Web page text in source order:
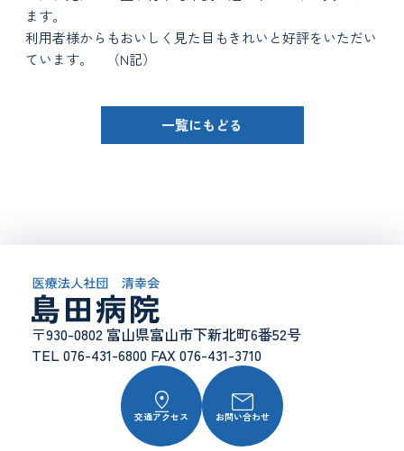
ます。
利用者様からもおいしく見た目もきれいと好評をいただい
ています。 （N記）
一覧にもどる
〒930-0802 富山県富山市下新北町6番52号
TEL 076-431-6800 FAX 076-431-3710
交通アクセス お問い合わせ